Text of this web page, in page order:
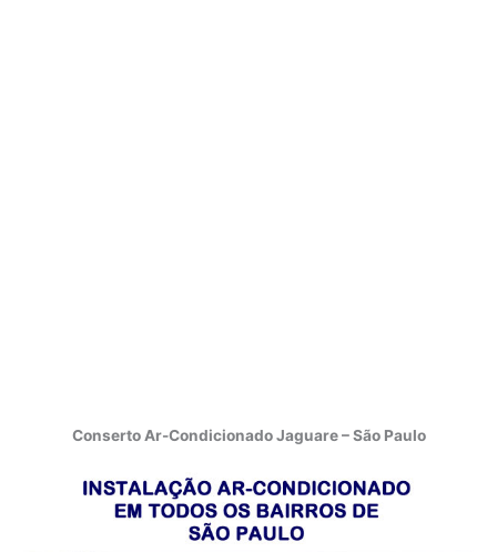
Conserto Ar-Condicionado Jaguare – São Paulo